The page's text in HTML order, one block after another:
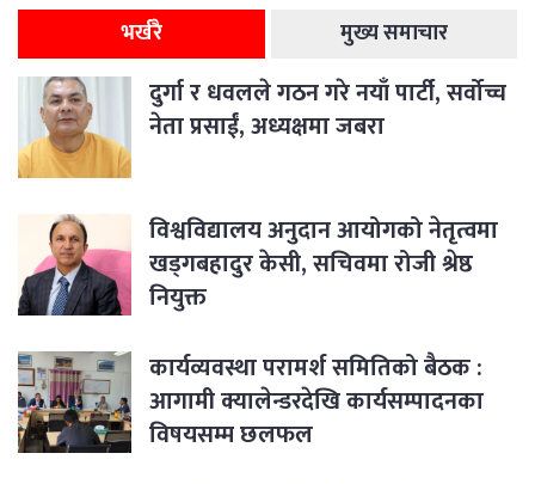
भर्खरै मुख्य समाचार
दुर्गा र धवलले गठन गरे नयाँ पार्टी, सर्वोच्च
नेता प्रसाईं, अध्यक्षमा जबरा
विश्वविद्यालय अनुदान आयोगको नेतृत्वमा
खड्गबहादुर केसी, सचिवमा रोजी श्रेष्ठ
नियुक्त
कार्यव्यवस्था परामर्श समितिको बैठक :
आगामी क्यालेन्डरदेखि कार्यसम्पादनका
विषयसम्म छलफल